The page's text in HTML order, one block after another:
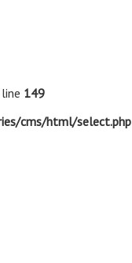
149
cms/html/select.php